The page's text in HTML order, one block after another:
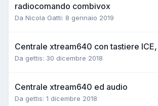
radiocomando combivox
Da Nicola Gatti: 8 gennaio 2019
Centrale xtream640 con tastiere
Da gettis: 30 dicembre 2018
Centrale xtream640 ed audio
Da gettis: 1 dicembre 2018